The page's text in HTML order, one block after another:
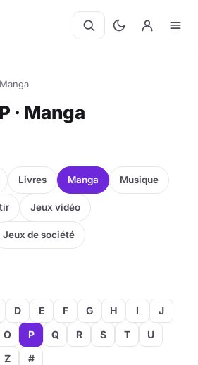
· Manga
Livres Manga Musique
Jeux vidéo
Jeux de société
D E F G H I
J
O P Q R S T
U
Z #